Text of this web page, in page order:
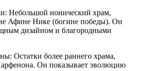
Небольшой ионический храм,
Афине Нике (богине победы). Он
дизайном и благородными
Остатки более раннего храма,
Он показывает эволюцию